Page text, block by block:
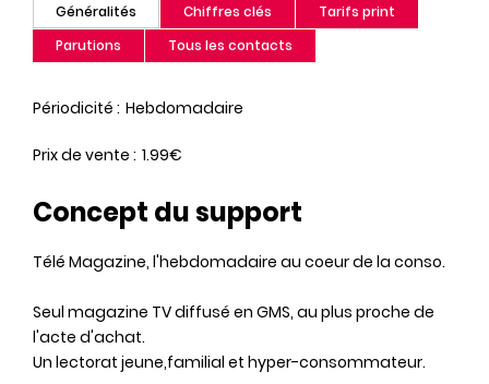
Généralités
(onglet
actif)
Chiffres clés
Tarifs print
Parutions
Tous les contacts
Périodicité Hebdomadaire
Prix de vente 1.99€
Concept du support
Télé Magazine, l'hebdomadaire au coeur de la conso.
Seul magazine TV diffusé en GMS, au plus proche de
l'acte d'achat.
Un lectorat jeune,familial et hyper-consommateur.